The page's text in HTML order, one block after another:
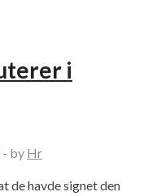
i
- by Hr
de havde signet den